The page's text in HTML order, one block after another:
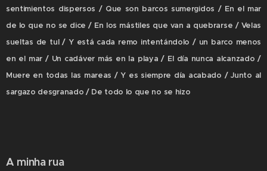
sentimientos dispersos / Que son barcos sumergidos / En el mar
de lo que no se dice / En los mástiles que van a quebrarse / Velas
sueltas de tul / Y está cada remo intentándolo / un barco menos
en el mar / Un cadáver más en la playa / El día nunca alcanzado /
Muere en todas las mareas / Y es siempre día acabado / Junto al
sargazo desgranado / De todo lo que no se hizo
A minha rua